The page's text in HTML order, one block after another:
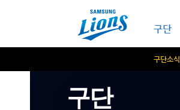
구단
구단소식
구단